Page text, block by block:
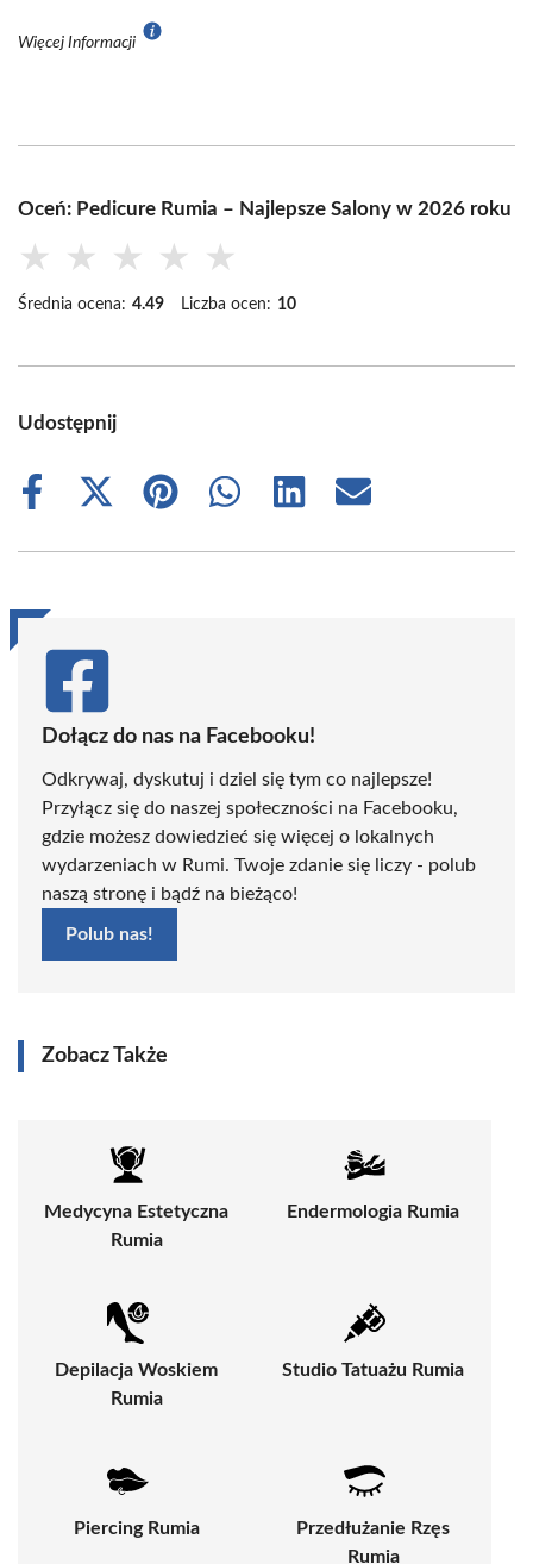
Więcej Informacji
Oceń: Pedicure Rumia – Najlepsze Salony w 2026 roku
★ ★ ★ ★ ★
Średnia ocena: 4.49 Liczba ocen: 10
Udostępnij
Share
Share
(Twitter)
Share
Share
Share
Share
Dołącz do nas na Facebooku!
Odkrywaj, dyskutuj i dziel się tym co najlepsze!
Przyłącz się do naszej społeczności na Facebooku,
gdzie możesz dowiedzieć się więcej o lokalnych
wydarzeniach w Rumi. Twoje zdanie się liczy - polub
naszą stronę i bądź na bieżąco!
Polub nas!
Zobacz Także
Medycyna Estetyczna
Rumia
Endermologia Rumia
Depilacja Woskiem
Rumia
Studio Tatuażu Rumia
Piercing Rumia
Przedłużanie Rzęs
Rumia